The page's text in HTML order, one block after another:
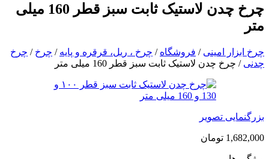
چرخ چدن لاستیک ثابت سبز قطر 160 میلی
متر
چرخ ابزار امینی / فروشگاه / چرخ ، ریل، قرقره و پایه / چرخ / چرخ
چدنی / چرخ چدن لاستیک ثابت سبز قطر 160 میلی متر
بزرگنمایی تصویر
1,682,000 تومان